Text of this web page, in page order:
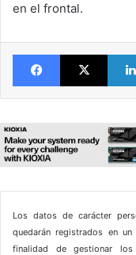
en el frontal.
FacebookX
Los datos de carácter
quedarán registrados en
finalidad de gestionar